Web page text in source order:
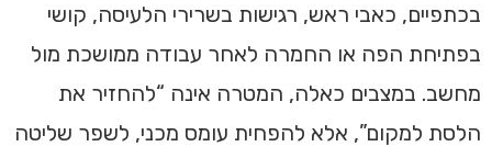
בכתפיים, כאבי ראש, רגישות בשרירי הלעיסה, קושי
בפתיחת הפה או החמרה לאחר עבודה ממושכת מול
מחשב. במצבים כאלה, המטרה אינה “להחזיר את
הלסת למקום”, אלא להפחית עומס מכני, לשפר שליטה